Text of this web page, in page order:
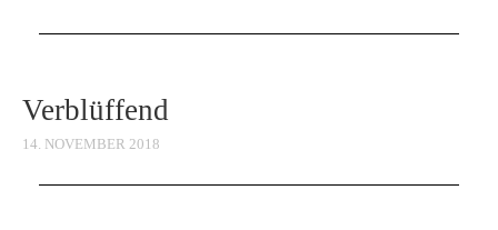
Verblüffend
14. NOVEMBER 2018